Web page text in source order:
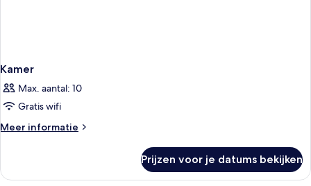
Kamer
Max. aantal: 10
Gratis wifi
Meer informatie
Meer
Prijzen voor je datums bekijken